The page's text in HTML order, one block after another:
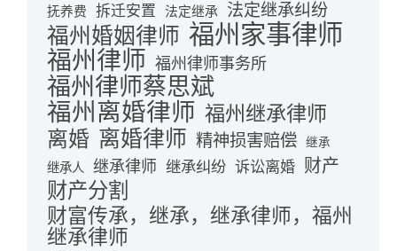
抚养费 拆迁安置 法定继承 法定继承纠纷
福州婚姻律师 福州家事律师
福州律师 福州律师事务所
福州律师蔡思斌
福州离婚律师 福州继承律师
离婚 离婚律师 精神损害赔偿 继承
继承人 继承律师 继承纠纷 诉讼离婚 财产
财产分割
财富传承，继承，继承律师，福州
继承律师